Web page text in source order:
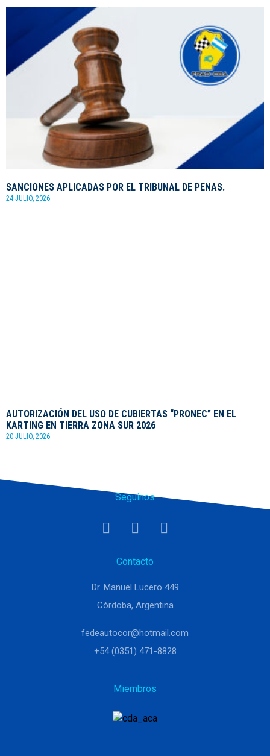
SANCIONES APLICADAS POR EL TRIBUNAL DE PENAS.
24 JULIO, 2026
AUTORIZACIÓN DEL USO DE CUBIERTAS “PRONEC” EN EL
KARTING EN TIERRA ZONA SUR 2026
20 JULIO, 2026
Seguinos
Contacto
Dr. Manuel Lucero 449
Córdoba, Argentina
fedeautocor@hotmail.com
+54 (0351) 471-8828
Miembros